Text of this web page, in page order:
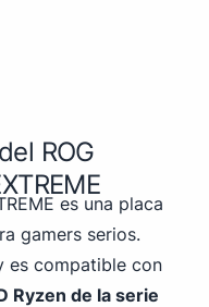
ROG
es una placa
gamers serios.
es compatible con
Ryzen de la serie